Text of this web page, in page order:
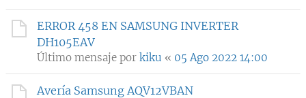
ERROR 458 EN SAMSUNG INVERTER
DH105EAV
Último mensaje por kiku « 05 Ago 2022 14:00
Avería Samsung AQV12VBAN